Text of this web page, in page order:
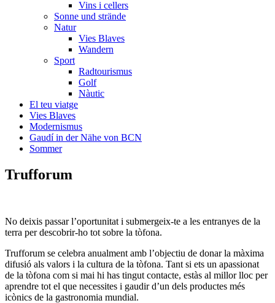
Vins i cellers
Sonne und strände
Natur
Vies Blaves
Wandern
Sport
Radtourismus
Golf
Nàutic
El teu viatge
Vies Blaves
Modernismus
Gaudí in der Nähe von BCN
Sommer
Trufforum
No deixis passar l’oportunitat i submergeix-te a les entranyes de la
terra per descobrir-ho tot sobre la tòfona.
Trufforum se celebra anualment amb l’objectiu de donar la màxima
difusió als valors i la cultura de la tòfona. Tant si ets un apassionat
de la tòfona com si mai hi has tingut contacte, estàs al millor lloc per
aprendre tot el que necessites i gaudir d’un dels productes més
icònics de la gastronomia mundial.